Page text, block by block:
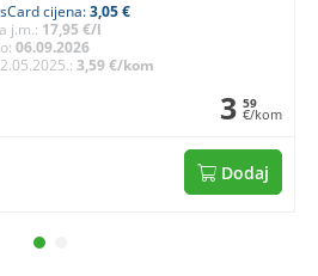
cijena:3,05 €
j.m.: 17,95 €/l
06.09.2026
3,59 €/kom
3 59
€/kom
Dodaj